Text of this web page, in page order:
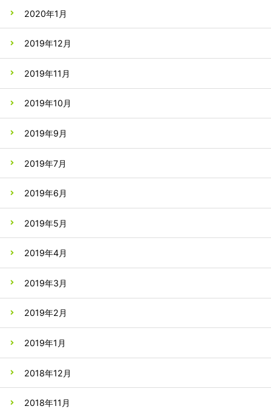
2020年1月
2019年12月
2019年11月
2019年10月
2019年9月
2019年7月
2019年6月
2019年5月
2019年4月
2019年3月
2019年2月
2019年1月
2018年12月
2018年11月